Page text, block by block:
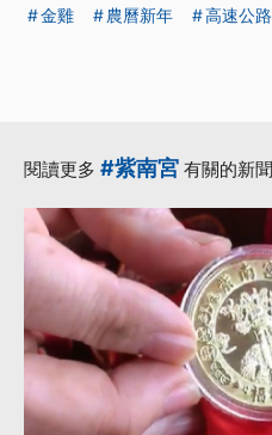
金雞 農曆新年 高速公路
閱讀更多 #紫南宮 有關的新聞